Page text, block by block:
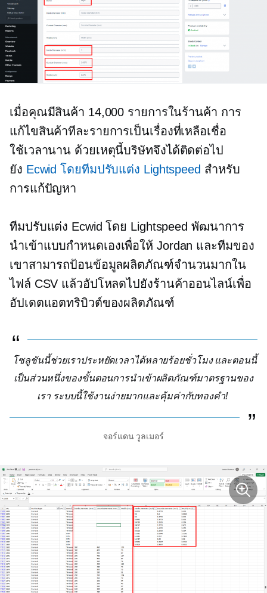
เมื่อคุณมีสินค้า 14,000 รายการในร้านค้า การ
แก้ไขสินค้าทีละรายการเป็นเรื่องที่เหลือเชื่อ
ใช้เวลานาน ด้วยเหตุนี้บริษัทจึงได้ติดต่อไป
ยัง Ecwid โดยทีมปรับแต่ง Lightspeed สำหรับ
การแก้ปัญหา
ทีมปรับแต่ง Ecwid โดย Lightspeed พัฒนาการ
นำเข้าแบบกำหนดเองเพื่อให้ Jordan และทีมของ
เขาสามารถป้อนข้อมูลผลิตภัณฑ์จำนวนมากใน
ไฟล์ CSV แล้วอัปโหลดไปยังร้านค้าออนไลน์เพื่อ
อัปเดตแอตทริบิวต์ของผลิตภัณฑ์
โซลูชันนี้ช่วยเราประหยัดเวลาได้หลายร้อยชั่วโมง และตอนนี้
เป็นส่วนหนึ่งของขั้นตอนการนำเข้าผลิตภัณฑ์มาตรฐานของ
เรา ระบบนี้ใช้งานง่ายมากและคุ้มค่ากับทองคำ!
จอร์แดน วูลเมอร์